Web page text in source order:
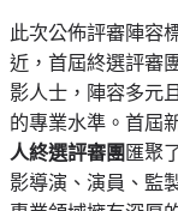
此次公佈評審陣容
近，首屆終選評審
影人士，陣容多元
的專業水準。首屆
人終選評審團匯聚
影導演、演員、監